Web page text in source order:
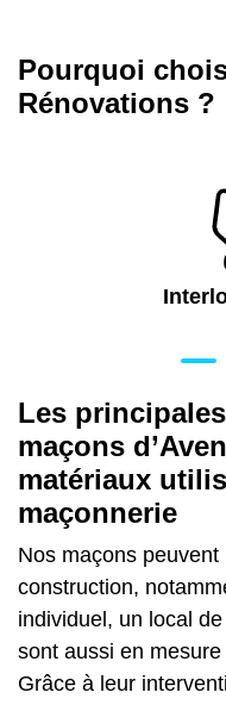
Pourquoi
Rénovations ?
Les
maçons
matériaux
maçonnerie
Nos maçons
construction,
individuel, un local
sont aussi en
Grâce à leur